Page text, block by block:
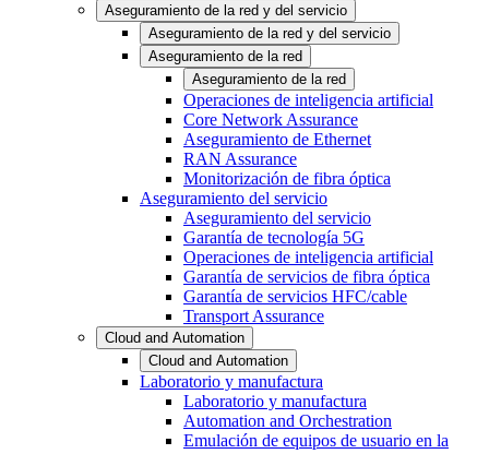
Aseguramiento de la red y del servicio
Aseguramiento de la red y del servicio
Aseguramiento de la red
Aseguramiento de la red
Operaciones de inteligencia artificial
Core Network Assurance
Aseguramiento de Ethernet
RAN Assurance
Monitorización de fibra óptica
Aseguramiento del servicio
Aseguramiento del servicio
Garantía de tecnología 5G
Operaciones de inteligencia artificial
Garantía de servicios de fibra óptica
Garantía de servicios HFC/cable
Transport Assurance
Cloud and Automation
Cloud and Automation
Laboratorio y manufactura
Laboratorio y manufactura
Automation and Orchestration
Emulación de equipos de usuario en la